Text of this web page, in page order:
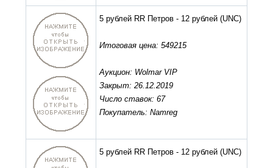
5 рублей RR Петров - 12 рублей (UNC)
Итоговая цена: 549215
Аукцион: Wolmar VIP
Закрыт: 26.12.2019
Число ставок: 67
Покупатель: Namreg
5 рублей RR Петров - 12 рублей (UNC)